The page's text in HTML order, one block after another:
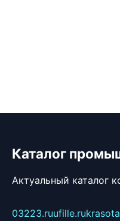
Каталог
Актуальный каталог
03223.ruufille.ru